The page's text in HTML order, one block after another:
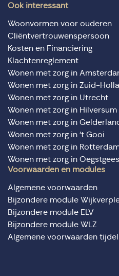
Ook interessant
Woonvormen voor ouderen
Cliëntvertrouwenspersoon
Kosten en Financiering
Klachtenreglement
Wonen met zorg in
Wonen met zorg in Zuid-
Wonen met zorg in Utrecht
Wonen met zorg in Hilversum
Wonen met zorg in
Wonen met zorg in ‘t Gooi
Wonen met zorg in
Wonen met zorg in
Voorwaarden en modules
Algemene voorwaarden
Bijzondere module
Bijzondere module ELV
Bijzondere module WLZ
Algemene voorwaarden